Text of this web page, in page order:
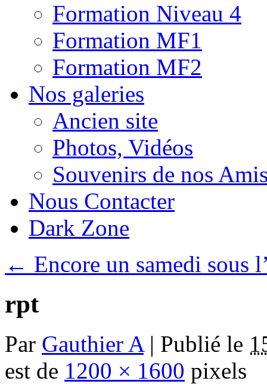
Formation Niveau 4
Formation MF1
Formation MF2
Nos galeries
Ancien site
Photos, Vidéos
Souvenirs de nos
Nous Contacter
Dark Zone
← Encore un samedi sous
rpt
Par Gauthier A | Publié le
est de 1200 × 1600 pixels